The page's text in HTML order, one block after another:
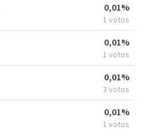
0,01%
1 votos
0,01%
1 votos
0,01%
3 votos
0,01%
1 votos